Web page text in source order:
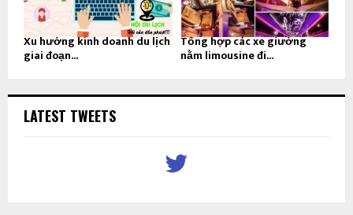
Xu hướng kinh doanh du lịch
giai đoạn...
Tổng hợp các xe giường
nằm limousine đi...
LATEST TWEETS